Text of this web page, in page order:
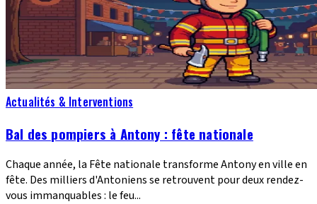
Actualités & Interventions
Bal des pompiers à Antony : fête nationale
Chaque année, la Fête nationale transforme Antony en ville en
fête. Des milliers d'Antoniens se retrouvent pour deux rendez-
vous immanquables : le feu...